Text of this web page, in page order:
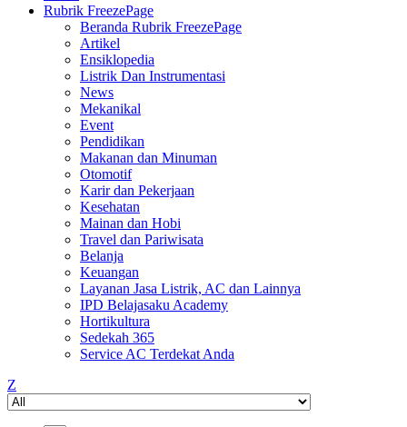
Rubrik FreezePage
Beranda Rubrik FreezePage
Artikel
Ensiklopedia
Listrik Dan Instrumentasi
News
Mekanikal
Event
Pendidikan
Makanan dan Minuman
Otomotif
Karir dan Pekerjaan
Kesehatan
Mainan dan Hobi
Travel dan Pariwisata
Belanja
Keuangan
Layanan Jasa Listrik, AC dan Lainnya
IPD Belajasaku Academy
Hortikultura
Sedekah 365
Service AC Terdekat Anda
Z